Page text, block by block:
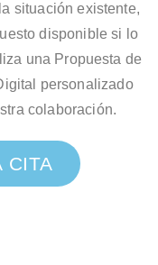
situación existente,
disponible si lo
una Propuesta de
personalizado
colaboración.
CITA